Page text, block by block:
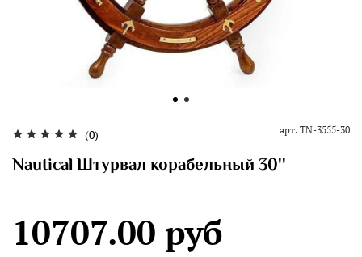
(0) арт. TN-3555-30
Nautical Штурвал корабельный 30''
10707.00 руб